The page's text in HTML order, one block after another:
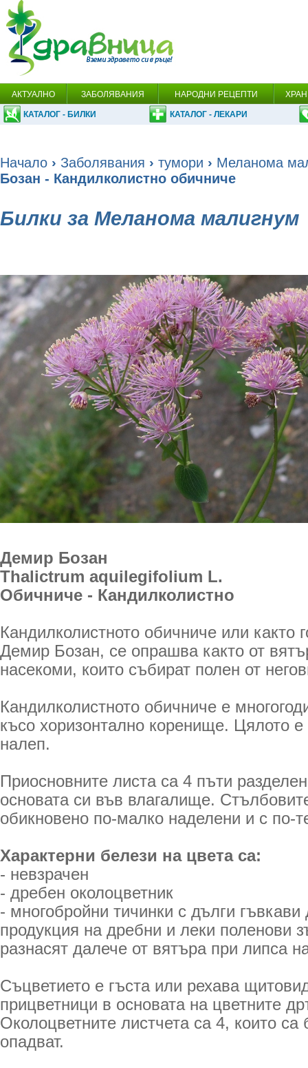
АКТУАЛНО ЗАБОЛЯВАНИЯ НАРОДНИ РЕЦЕПТИ
КАТАЛОГ - БИЛКИ КАТАЛОГ - ЛЕКАРИ
Начало › Заболявания › тумори › Меланома
Бозан - Кандилколистно обичниче
Билки за Меланома малигнум
Демир Бозан
Thalictrum aquilegifolium L.
Обичниче - Кандилколистно
Кандилколистното обичниче или както
Демир Бозан, се опрашва както от
насекоми, които събират полен от
Кандилколистното обичниче е
късо хоризонтално коренище. Цялото е
налеп.
Приосновните листа са 4 пъти
основата си във влагалище.
обикновено по-малко наделени и с по-
Характерни белези на цвета са:
- невзрачен
- дребен околоцветник
- многобройни тичинки с дълги
продукция на дребни и леки поленови
разнасят далече от вятъра при липса
Съцветието е гъста или рехава
прицветници в основата на цветните
Околоцветните листчета са 4, които са
опадват.